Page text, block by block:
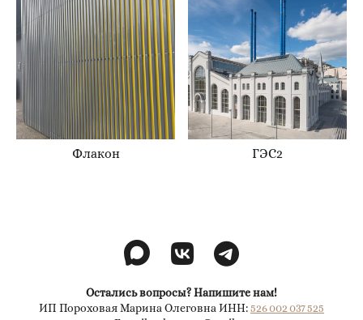
Флакон ГЭС2
Остались вопросы? Напишите нам!
ИП Пороховая Марина Олеговна ИНН:526 002 037 525